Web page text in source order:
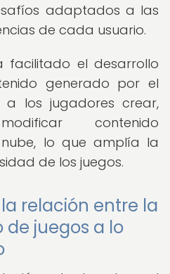
adaptados a las
de cada usuario.
facilitado el desarrollo
generado por el
a los jugadores crear,
contenido
lo que amplía la
de los juegos.
relación entre la
de juegos a lo